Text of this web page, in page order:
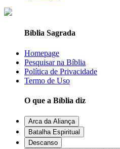
Bíblia Sagrada
Homepage
Pesquisar na Bíblia
Política de Privacidade
Termo de Uso
O que a Bíblia diz
Arca da Aliança
Batalha Espiritual
Descanso